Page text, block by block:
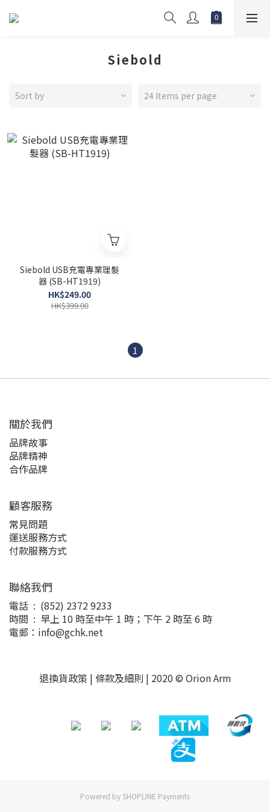
Siebold
Sort by 24 Items per page
Siebold USB充電專業理髮
器 (SB-HT1919)
HK$249.00
HK$399.00
1
關於我們
品牌故事
品牌精神
合作品牌
顧客服務
常見問題
運送服務方式
付款服務方式
聯絡我們
電話 : (852) 2372 9233
時間 : 早上 10 時至中午 1 時；下午 2 時至 6 時
電郵：info@gchk.net
退換貨政策 | 條款及細則 | 2020 © Orion Arm
Powered by SHOPLINE Payments